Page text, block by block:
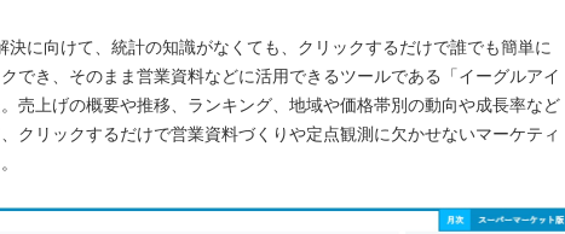
に向けて、統計の知識がなくても、クリックするだけで誰でも簡単に
でき、そのまま営業資料などに活用できるツールである「イーグルアイ
売上げの概要や推移、ランキング、地域や価格帯別の動向や成長率など
クリックするだけで営業資料づくりや定点観測に欠かせないマーケティ